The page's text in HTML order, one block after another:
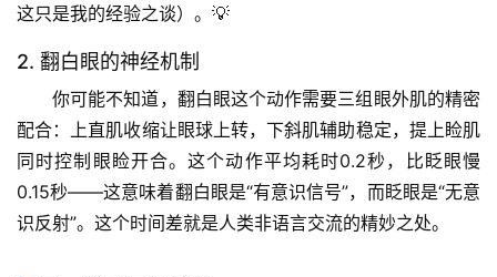
史
档
宇
宙
天
文
这只是我的经验之谈）。💡
2. 翻白眼的神经机制
你可能不知道，翻白眼这个动作需要三组眼外肌的精密
配合：上直肌收缩让眼球上转，下斜肌辅助稳定，提上睑肌
同时控制眼睑开合。这个动作平均耗时0.2秒，比眨眼慢
0.15秒——这意味着翻白眼是“有意识信号”，而眨眼是“无意
识反射”。 这个时间差就是人类非语言交流的精妙之处。